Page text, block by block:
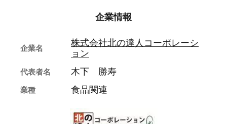
企業情報
企業名
株式会社北の達人コーポレーシ
ョン
代表者名 木下 勝寿
業種 食品関連